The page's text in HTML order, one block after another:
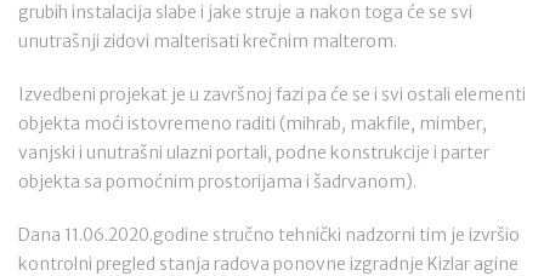
grubih instalacija slabe i jake struje a nakon toga će se svi
unutrašnji zidovi malterisati krečnim malterom.
Izvedbeni projekat je u završnoj fazi pa će se i svi ostali elementi
objekta moći istovremeno raditi (mihrab, makfile, mimber,
vanjski i unutrašni ulazni portali, podne konstrukcije i parter
objekta sa pomoćnim prostorijama i šadrvanom).
Dana 11.06.2020.godine stručno tehnički nadzorni tim je izvršio
kontrolni pregled stanja radova ponovne izgradnje Kizlar agine